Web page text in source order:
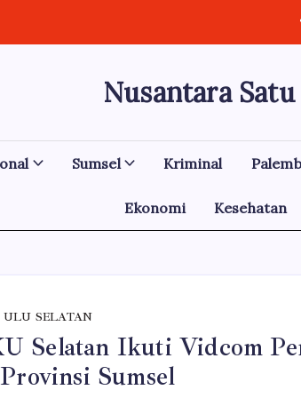
Nusantara Satu
Berita
Sumsel Kriminal
Ekonomi Kesehatan
SELATAN
Selatan Ikuti Vidcom
Sumsel